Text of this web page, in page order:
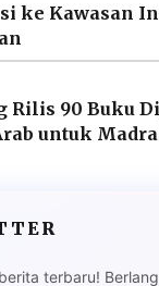
ke Kawasan
Rilis 90 Buku
untuk
terbaru!